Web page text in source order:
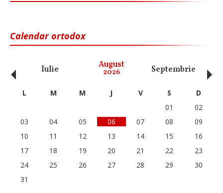
Calendar ortodox
Iulie August
2026 Septembrie
‹ L M M J V S
D
01
02
03
04 05 06 07 08
09
10
11 12 13 14 15
16
17
18 19 20 21 22
23
24
25 26 27 28 29
30
31